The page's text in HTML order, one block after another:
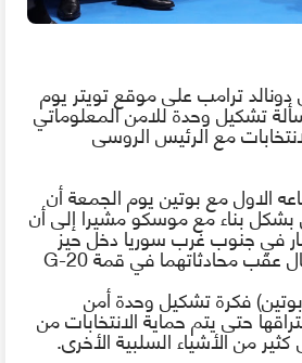
دونالد ترامب على موقع تويتر يوم
تشكيل وحدة للامن المعلوماتي
مع الرئيس الروسى
الاول مع بوتين يوم الجمعة أن
بناء مع موسكو مشيرا إلىأن ف‍ي جنوب غرب سوريا دخل حيز
عقب محادثاتهما في قمةG-20
) فكرة تشكيل وحدة أمن
حتى يتم حمايةالانتخاباتمنمن الأشياء السلبية الأخرى.